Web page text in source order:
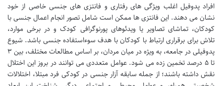
افراد پدوفیل اغلب ویژگی های رفتاری و فانتزی های جنسی خاصی از خود
نشان می دهند. این فانتزی ها ممکن است شامل تصور انجام اعمال جنسی با
کودکان، تماشای تصاویر یا ویدئوهای پورنوگرافی کودک و در برخی موارد،
تلاش برای برقراری ارتباط با کودکان با هدف سوءاستفاده جنسی باشد. شیوع
پدوفیلی در جامعه، به ویژه در میان مردان، بر اساس مطالعات مختلف، بین ۳
تا ۵ درصد تخمین زده می شود. عوامل متعددی می توانند در بروز این اختلال
نقش داشته باشند؛ از جمله سابقه آزار جنسی در کودکی فرد مبتلا، اختلالات